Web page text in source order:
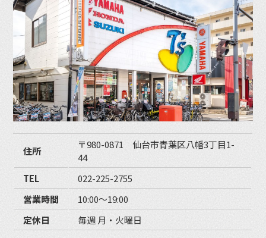
住所
〒980-0871 仙台市青葉区八幡3丁目1-
44
TEL
022-225-2755
営業時間
10:00〜19:00
定休日
毎週 月・火曜日